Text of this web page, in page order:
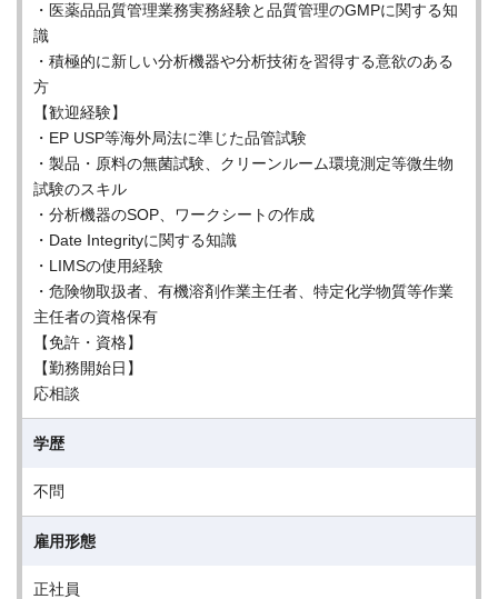
・医薬品品質管理業務実務経験と品質管理のGMPに関する知
識
・積極的に新しい分析機器や分析技術を習得する意欲のある
方
【歓迎経験】
・EP USP等海外局法に準じた品管試験
・製品・原料の無菌試験、クリーンルーム環境測定等微生物
試験のスキル
・分析機器のSOP、ワークシートの作成
・Date Integrityに関する知識
・LIMSの使用経験
・危険物取扱者、有機溶剤作業主任者、特定化学物質等作業
主任者の資格保有
【免許・資格】
【勤務開始日】
応相談
学歴
不問
雇用形態
正社員